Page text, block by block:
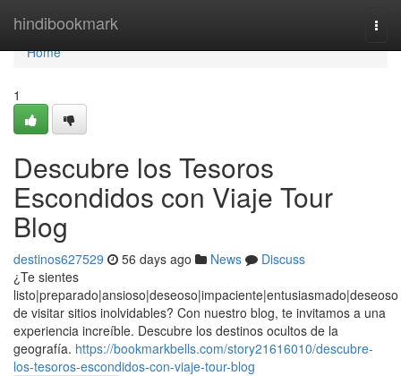
hindibookmark
Home
Home
1
Descubre los Tesoros
Escondidos con Viaje Tour
Blog
destinos627529 56 days ago News
Discuss
¿Te sientes
listo|preparado|ansioso|deseoso|impaciente|entusiasmado|deseoso
de visitar sitios inolvidables? Con nuestro blog, te invitamos a una
experiencia increíble. Descubre los destinos ocultos de la
geografía. https://bookmarkbells.com/story21616010/descubre-
los-tesoros-escondidos-con-viaje-tour-blog